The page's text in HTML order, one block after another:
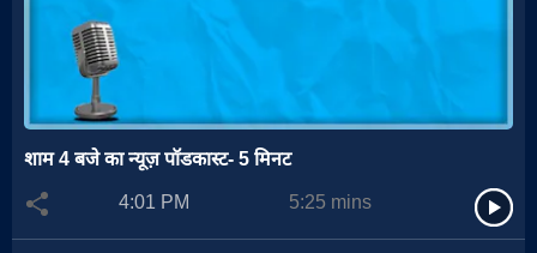
शाम 4 बजे का न्यूज़ पॉडकास्ट- 5 मिनट
4:01 PM
5:25 mins